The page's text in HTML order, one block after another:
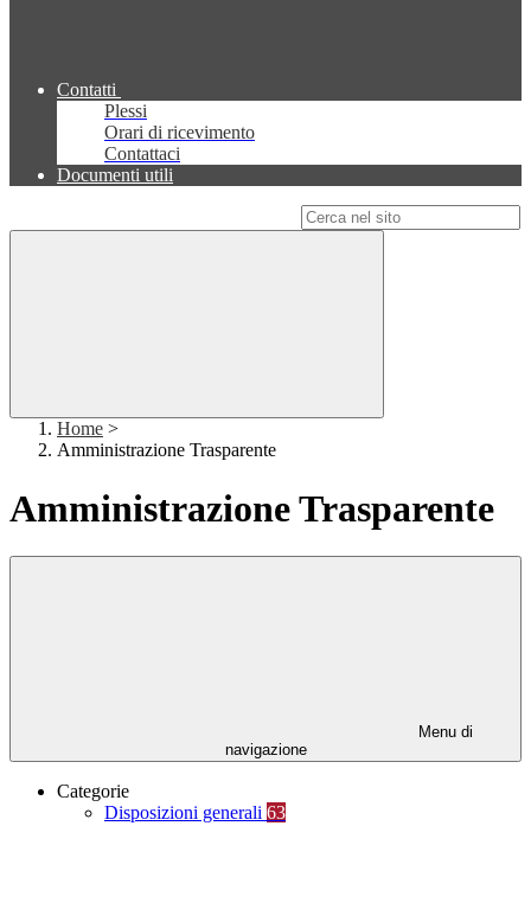
Contatti
Plessi
Orari di ricevimento
Contattaci
Documenti utili
Home >
Amministrazione Trasparente
Amministrazione Trasparente
Menu di
navigazione
Categorie
Disposizioni generali 63